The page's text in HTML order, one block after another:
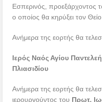
Εσπερινός, προεξάρχοντος
ο οποίος θα κηρύξει τον
Ανήμερα της εορτής θα
Ιερός Ναός Αγίου
Πλιασιδίου
Ανήμερα της εορτής θα
ιερουργούντος του Πρωτ.